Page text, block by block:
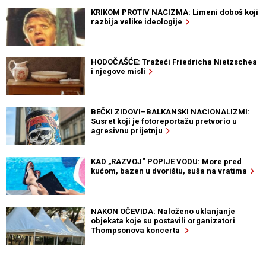
KRIKOM PROTIV NACIZMA: Limeni doboš koji
razbija velike ideologije
HODOČAŠĆE: Tražeći Friedricha Nietzschea
i njegove misli
BEČKI ZIDOVI–BALKANSKI NACIONALIZMI:
Susret koji je fotoreportažu pretvorio u
agresivnu prijetnju
KAD „RAZVOJ“ POPIJE VODU: More pred
kućom, bazen u dvorištu, suša na vratima
NAKON OČEVIDA: Naloženo uklanjanje
objekata koje su postavili organizatori
Thompsonova koncerta